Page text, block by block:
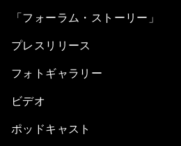
「フォーラム・ストーリー」
プレスリリース
フォトギャラリー
ビデオ
ポッドキャスト